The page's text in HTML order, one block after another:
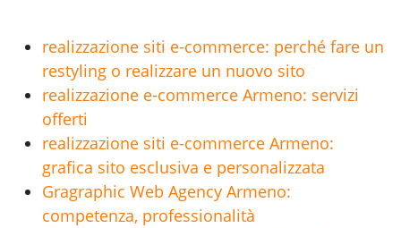
realizzazione siti e-commerce: perché fare un
restyling o realizzare un nuovo sito
realizzazione e-commerce Armeno: servizi
offerti
realizzazione siti e-commerce Armeno:
grafica sito esclusiva e personalizzata
Gragraphic Web Agency Armeno:
competenza, professionalità